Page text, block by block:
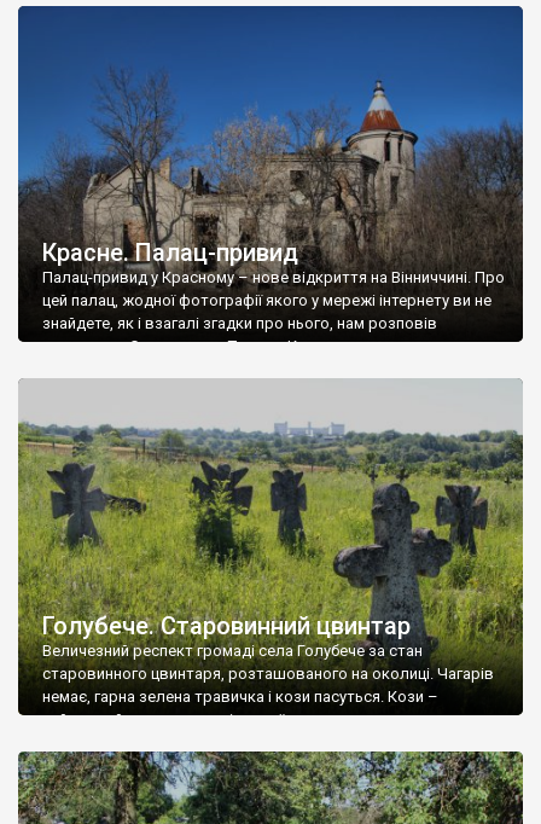
Красне. Палац-привид
Палац-привид у Красному – нове відкриття на Вінниччині. Про
цей палац, жодної фотографії якого у мережі інтернету ви не
знайдете, як і взагалі згадки про нього, нам розповів
мешканець Самгородка. Палац у Красному вразив не лише
Голубече. Старовинний цвинтар
Величезний респект громаді села Голубече за стан
старовинного цвинтаря, розташованого на околиці. Чагарів
немає, гарна зелена травичка і кози пасуться. Кози –
найкращий регулятор шкідливої, для старих кладовищ,
бруньками, кози ті бруньки обгризають, бо то улюблений
делікатес. На цвинтарі у Голубечому ціла колекція
різноманітних форм хрестів. Село відносно невелике, […]